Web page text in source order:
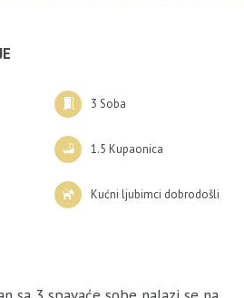
3 Soba
1.5 Kupaonica
Kućni ljubimci dobrodošli